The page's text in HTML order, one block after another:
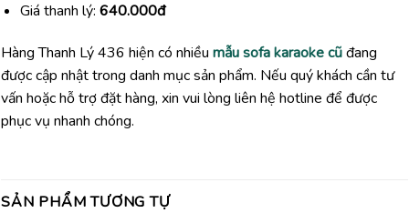
Giá thanh lý: 640.000đ
Hàng Thanh Lý 436 hiện có nhiều mẫu sofa karaoke cũđang
được cập nhật trong danh mục sản phẩm. Nếu quý khách cần tư
vấn hoặc hỗ trợ đặt hàng, xin vui lòng liên hệ hotline để được
phục vụ nhanh chóng.
SẢN PHẨM TƯƠNG TỰ